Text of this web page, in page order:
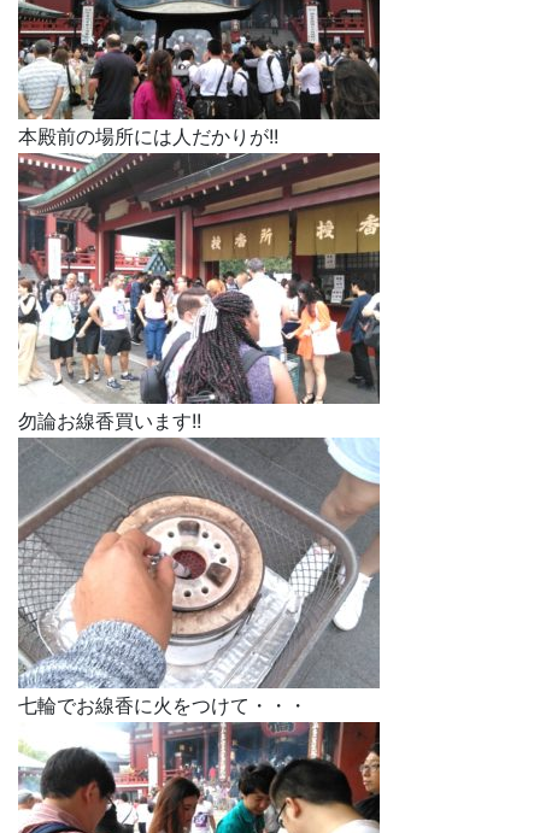
本殿前の場所には人だかりが!!
勿論お線香買います!!
七輪でお線香に火をつけて・・・